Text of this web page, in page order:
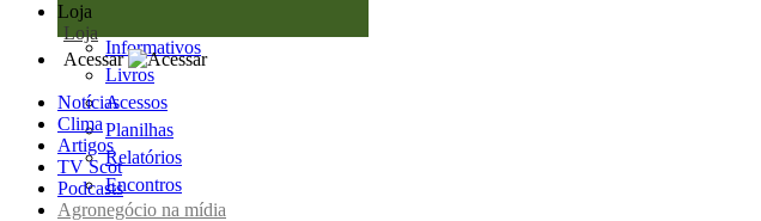
Loja
Loja
Informativos
Livros
Acessos
Planilhas
Relatórios
Encontros
Acessar
Notícias
Clima
Artigos
TV Scot
Podcasts
Agronegócio na mídia